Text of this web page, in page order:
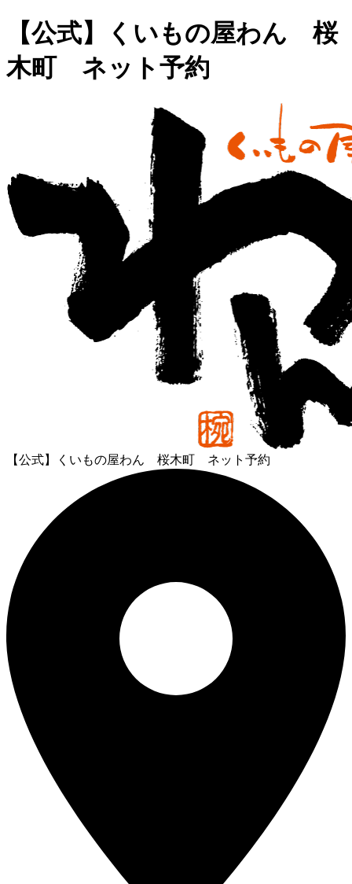
【公式】くいもの屋わん 桜
木町 ネット予約
【公式】くいもの屋わん 桜木町 ネット予約